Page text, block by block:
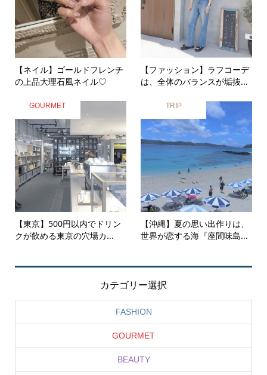
【ネイル】ゴールドフレンチ
の上品大理石風ネイル♡
【ファッション】ラフコーデ
は、全体のバランスが垢抜...
GOURMET
【東京】500円以内でドリン
クが飲める東京の穴場カ...
TRIP
【沖縄】夏の思い出作りは、
世界が恋する海『座間味島...
カテゴリー選択
FASHION
GOURMET
BEAUTY